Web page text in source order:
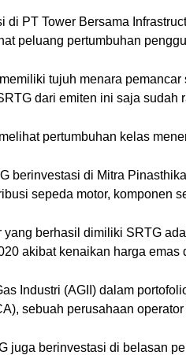
di PT Tower Bersama
peluang pertumbuhan
tujuh menara
dari emiten ini saja sudah
pertumbuhan kelas
berinvestasi di Mitra
sepeda motor, komponen
yang berhasil dimiliki SRTG
akibat kenaikan harga emas
Industri (AGII) dalam
sebuah perusahaan
juga berinvestasi di belasan